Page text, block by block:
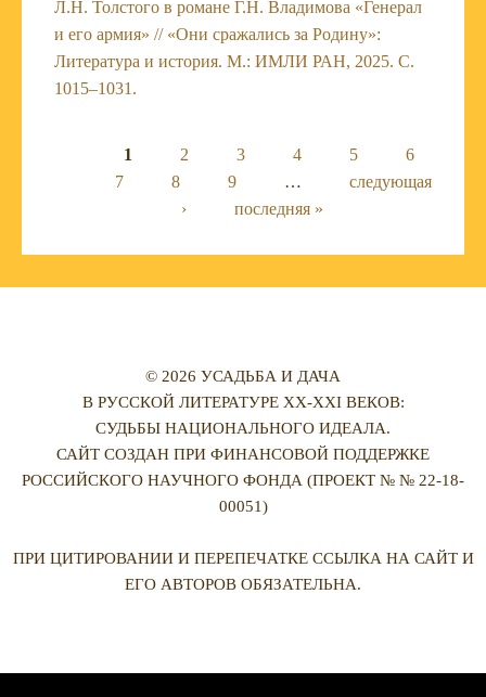
Л.Н. Толстого в романе Г.Н. Владимова «Генерал
и его армия» // «Они сражались за Родину»:
Литература и история. М.: ИМЛИ РАН, 2025. С.
1015–1031.
Страницы
1 2 3 4 5
6
7
8 9 …
следующая
›
последняя »
© 2026 УСАДЬБА И ДАЧА
В РУССКОЙ ЛИТЕРАТУРЕ XX-XXI ВЕКОВ:
СУДЬБЫ НАЦИОНАЛЬНОГО ИДЕАЛА.
САЙТ СОЗДАН ПРИ ФИНАНСОВОЙ ПОДДЕРЖКЕ
РОССИЙСКОГО НАУЧНОГО ФОНДА (ПРОЕКТ № № 22-18-
00051)
ПРИ ЦИТИРОВАНИИ И ПЕРЕПЕЧАТКЕ ССЫЛКА НА САЙТ И
ЕГО АВТОРОВ ОБЯЗАТЕЛЬНА.